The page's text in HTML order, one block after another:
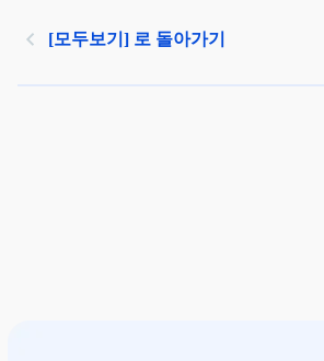
[모두보기] 로 돌아가기